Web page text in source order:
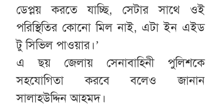
ডেপ্লয় করতে যাচ্ছি, সেটার সাথে ওই
পরিস্থিতির কোনো মিল নাই, এটা ইন এইড
টু সিভিল পাওয়ার।’
এ ছয় জেলায় সেনাবাহিনী পুলিশকে
সহযোগিতা করবে বলেও জানান
সালাহউদ্দিন আহমদ।